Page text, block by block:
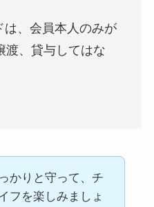
は、会員本人のみが
渡、貸与してはな
かりと守って、チ
フを楽しみましょ